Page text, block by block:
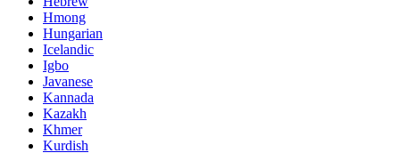
Hmong
Hungarian
Icelandic
Igbo
Javanese
Kannada
Kazakh
Khmer
Kurdish